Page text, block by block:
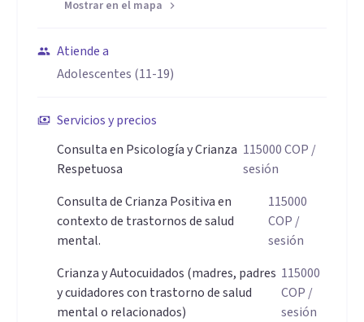
madres, padres y cuidadores.
Soy resiliente y me considero una eterna aprendiz (mis
hobbies son la investigación, la lectura, la escritura y hablar
como una cotorra sobre mis pasiones jeje).
Soy mujer y madre con TDAH con un alto sentido de justicia,
lo que me ha brindado una perspectiva única sobre la
tanto en mi vida personal como profesional.
Mostrar en el mapa
Atiende a
Adolescentes (11-19)
Servicios y precios
Consulta en Psicología y Crianza
Respetuosa
115000COP /
sesión
Consulta de Crianza Positiva en
contexto de trastornos de salud
mental.
115000
COP /
sesión
Crianza y Autocuidados (madres, padres
y cuidadores con trastorno de salud
mental o relacionados)
115000
COP /
sesión